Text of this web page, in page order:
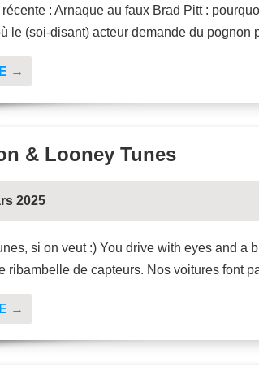
: Arnaque au faux Brad Pitt :
le (soi-disant) acteur demande du pognon
→
& Looney Tunes
2025
si on veut :) You drive with eyes and a
ribambelle de capteurs. Nos voitures font
→